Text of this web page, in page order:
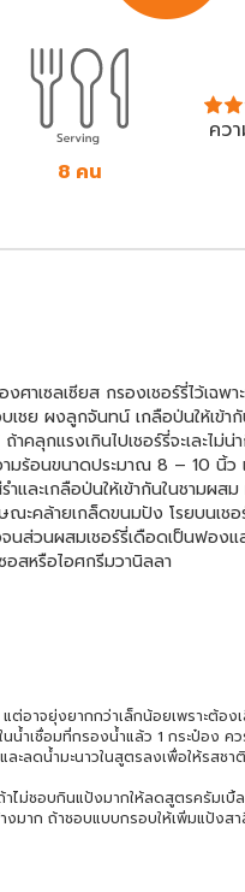
8 คน
คว
าเซลเซียส กรองเชอร์รี่ไว้เฉพา
ชย ผงลูกจันทน์ เกลือป่นให้เข้ากั
คลุกแรงเกินไปเชอร์รี่จะเละไม่น่
ามร้อนขนาดประมาณ 8 – 10 นิ้ว
และเกลือป่นให้เข้ากันในชามผ
ะคล้ายเกล็ดขนมปัง โรยบนเชอ
นส่วนผสมเชอร์รี่เดือดเป็นฟอง
สหรือไอศกรีมวานิลลา
ต่อาจยุ่งยากกว่าเล็กน้อยเพราะต้อ
น้ำเชื่อมที่กรองน้ำแล้ว 1 กระป๋อง ค
ะลดน้ำมะนาวในสูตรลงเพื่อให้รสชา
ไม่ชอบกินแป้งมากให้ลดสูตรครัมเบิ้
งมาก ถ้าชอบแบบกรอบให้เพิ่มแป้งส